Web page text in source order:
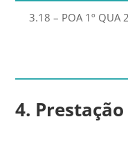
3.18 – POA 1º QUA
4.